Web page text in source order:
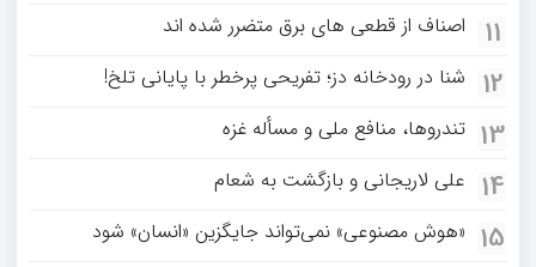
11 اصناف از قطعی های برق متضرر شده اند
12 شنا در رودخانه دز؛ تفریحی پرخطر با پایانی تلخ!
13 تندروها، منافع ملی و مسأله غزه
14 علی لاریجانی و بازگشت به شعام
15 «هوش مصنوعی» نمی‌تواند جایگزین «انسان» شود